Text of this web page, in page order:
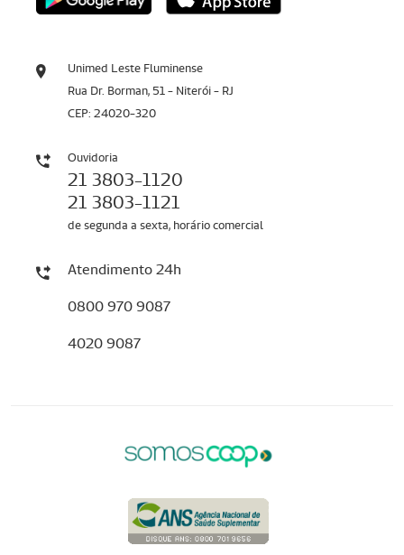
Unimed Leste Fluminense
Rua Dr. Borman, 51 - Niterói - RJ
CEP: 24020-320
Ouvidoria
21 3803-1120
21 3803-1121
de segunda a sexta, horário comercial
Atendimento 24h
0800 970 9087
4020 9087